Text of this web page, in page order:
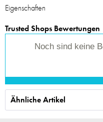
Eigenschaften
Trusted Shops Bewertungen
Noch sind keine
Ähnliche Artikel